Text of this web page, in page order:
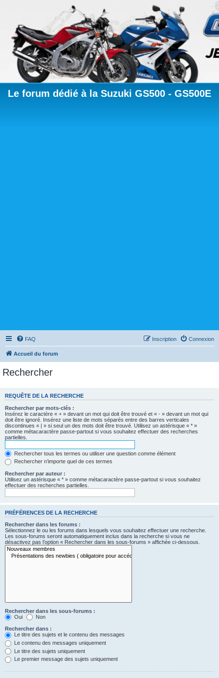
Le forum dédié à la Suzuki GS500 - GS500E
FAQ Connexion
Inscription
Accueil du forum
Rechercher
REQUÊTE DE LA RECHERCHE
Rechercher par mots-clés :
Insérez le caractère « + » devant un mot qui doit être trouvé et « - » devant un mot qui
doit être ignoré. Insérez une liste de mots séparés entre des barres verticales
discontinues « | » si seul un des mots doit être trouvé. Utilisez un astérisque « * »
comme métacaractère passe-partout si vous souhaitez effectuer des recherches
partielles.
Rechercher tous les termes ou utiliser une question comme élément
Rechercher n’importe quel de ces termes
Rechercher par auteur :
Utilisez un astérisque « * » comme métacaractère passe-partout si vous souhaitez
effectuer des recherches partielles.
PRÉFÉRENCES DE LA RECHERCHE
Rechercher dans les forums :
Sélectionnez le ou les forums dans lesquels vous souhaitez effectuer une recherche.
Les sous-forums seront automatiquement inclus dans la recherche si vous ne
désactivez pas l’option « Rechercher dans les sous-forums » affichée ci-dessous.
Rechercher dans les sous-forums :
Oui
Non
Rechercher dans :
Le titre des sujets et le contenu des messages
Le contenu des messages uniquement
Le titre des sujets uniquement
Le premier message des sujets uniquement